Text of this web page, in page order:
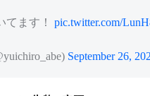
てます！ pic.twitter.com/
September 26,